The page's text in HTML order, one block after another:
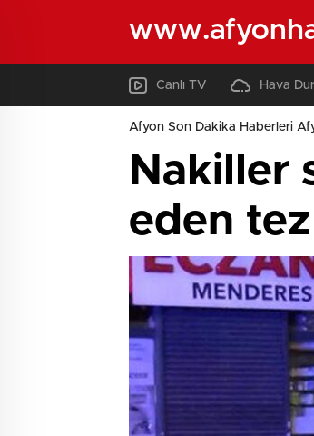
Canlı TV Hava
Afyon Son Dakika Haberleri
Nakiller
eden tez